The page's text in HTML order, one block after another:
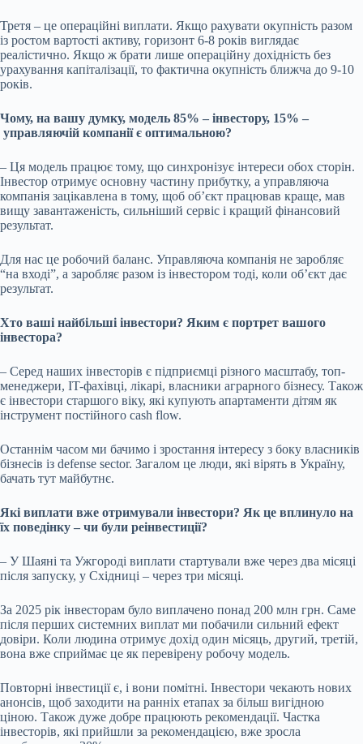
Третя – це операційні виплати. Якщо рахувати окупність разом
із ростом вартості активу, горизонт 6-8 років виглядає
реалістично. Якщо ж брати лише операційну дохідність без
урахування капіталізації, то фактична окупність ближча до 9-10
років.
Чому, на вашу думку, модель 85% – інвестору, 15% –
управляючій компанії є оптимальною?
– Ця модель працює тому, що синхронізує інтереси обох сторін.
Інвестор отримує основну частину прибутку, а управляюча
компанія зацікавлена в тому, щоб об’єкт працював краще, мав
вищу завантаженість, сильніший сервіс і кращий фінансовий
результат.
Для нас це робочий баланс. Управляюча компанія не заробляє
“на вході”, а заробляє разом із інвестором тоді, коли об’єкт дає
результат.
Хто ваші найбільші інвестори? Яким є портрет вашого
інвестора?
– Серед наших інвесторів є підприємці різного масштабу, топ-
менеджери, IT-фахівці, лікарі, власники аграрного бізнесу. Також
є інвестори старшого віку, які купують апартаменти дітям як
інструмент постійного cash flow.
Останнім часом ми бачимо і зростання інтересу з боку власників
бізнесів із defense sector. Загалом це люди, які вірять в Україну,
бачать тут майбутнє.
Які виплати вже отримували інвестори? Як це вплинуло на
їх поведінку – чи були реінвестиції?
– У Шаяні та Ужгороді виплати стартували вже через два місяці
після запуску, у Східниці – через три місяці.
За 2025 рік інвесторам було виплачено понад 200 млн грн. Саме
після перших системних виплат ми побачили сильний ефект
довіри. Коли людина отримує дохід один місяць, другий, третій,
вона вже сприймає це як перевірену робочу модель.
Повторні інвестиції є, і вони помітні. Інвестори чекають нових
анонсів, щоб заходити на ранніх етапах за більш вигідною
ціною. Також дуже добре працюють рекомендації. Частка
інвесторів, які прийшли за рекомендацією, вже зросла